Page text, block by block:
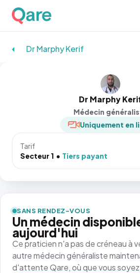
Dr Marphy Kerif
Dr Marphy
Médecin
Uniquement en
Tarif
Secteur 1
Tiers payant
SANS RENDEZ-VOUS
Un médecin
aujourd'hui
Ce praticien n'a pas de créneau à
autre médecin généraliste
d'attente Qare, où que vous